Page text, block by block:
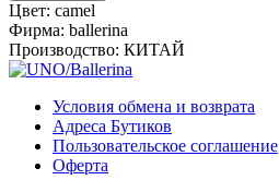
Цвет: camel
Фирма: ballerina
Производство: КИТАЙ
Условия обмена и возврата
Адреса Бутиков
Пользовательское соглашение
Оферта